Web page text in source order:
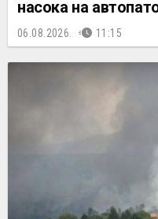
насока на
06.08.2026. 11:15